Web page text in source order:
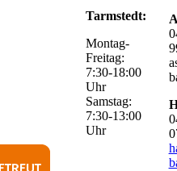
Tarmstedt:
Montag-
Freitag:
7:30-18:00
Uhr
Samstag:
7:30-13:00
Uhr